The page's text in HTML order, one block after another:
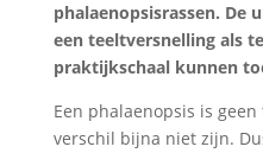
phalaenopsisrassen.
een teeltversnelling als
praktijkschaal kunnen
Een phalaenopsis is
verschil bijna niet zijn.